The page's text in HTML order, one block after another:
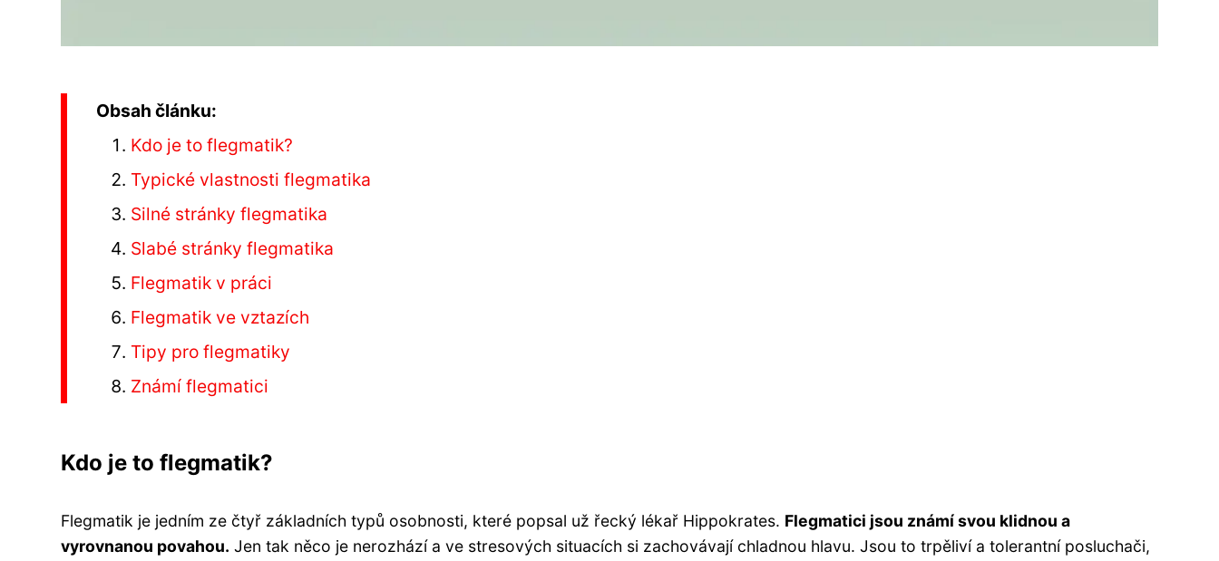
Obsah článku:
Kdo je to flegmatik?
Typické vlastnosti flegmatika
Silné stránky flegmatika
Slabé stránky flegmatika
Flegmatik v práci
Flegmatik ve vztazích
Tipy pro flegmatiky
Známí flegmatici
Kdo je to flegmatik?
Flegmatik je jedním ze čtyř základních typů osobnosti, které popsal už řecký lékař Hippokrates. Flegmatici jsou známí svou klidnou a
vyrovnanou povahou. Jen tak něco je nerozhází a ve stresových situacích si zachovávají chladnou hlavu. Jsou to trpěliví a tolerantní posluchači,